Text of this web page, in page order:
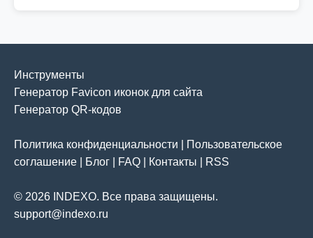
Инструменты
Генератор Favicon иконок для сайта
Генератор QR-кодов
Политика конфиденциальности
Пользовательское
соглашение
Блог FAQ Контакты RSS
© 2026 INDEXO. Все права защищены.
support@indexo.ru